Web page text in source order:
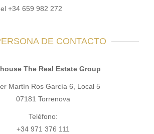
+34 659 982 272
DE CONTACTO
The Real Estate Group
Martín Ros García 6, Local 5
07181 Torrenova
Teléfono:
+34 971 376 111